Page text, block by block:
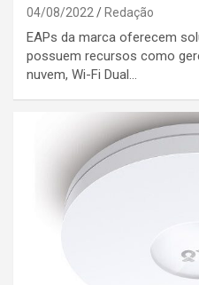
04/08/2022 Redação
EAPs da marca oferecem
possuem recursos como
nuvem, Wi-Fi Dual…